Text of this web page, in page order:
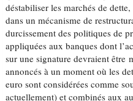
déstabiliser les marchés de
dans un mécanisme de
durcissement des politiques de
appliquées aux banques dont
sur une signature devraient être
annoncés à un moment où les
euro sont considérées comme
actuellement) et combinés aux